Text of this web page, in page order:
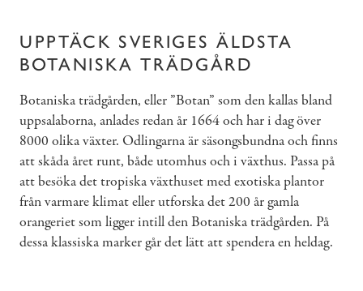
UPPTÄCK SVERIGES ÄLDSTA
BOTANISKA TRÄDGÅRD
Botaniska trädgården, eller ”Botan” som den kallas bland
uppsalaborna, anlades redan år 1664 och har i dag över
8000 olika växter. Odlingarna är säsongsbundna och finns
att skåda året runt, både utomhus och i växthus. Passa på
att besöka det tropiska växthuset med exotiska plantor
från varmare klimat eller utforska det 200 år gamla
orangeriet som ligger intill den Botaniska trädgården. På
dessa klassiska marker går det lätt att spendera en heldag.